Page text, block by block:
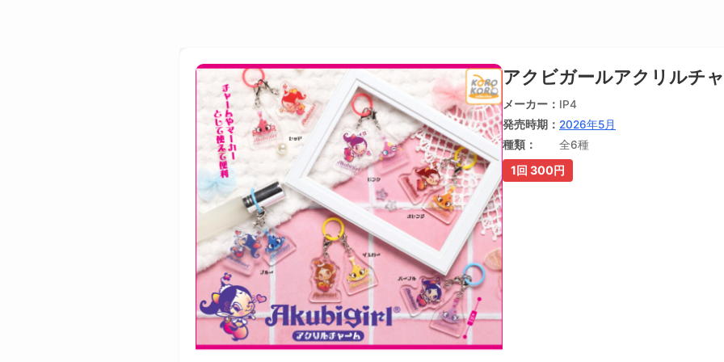
アクビガールアクリルチ
メーカー
IP4
発売時期
2026年5月
種類
全6種
1回 300円